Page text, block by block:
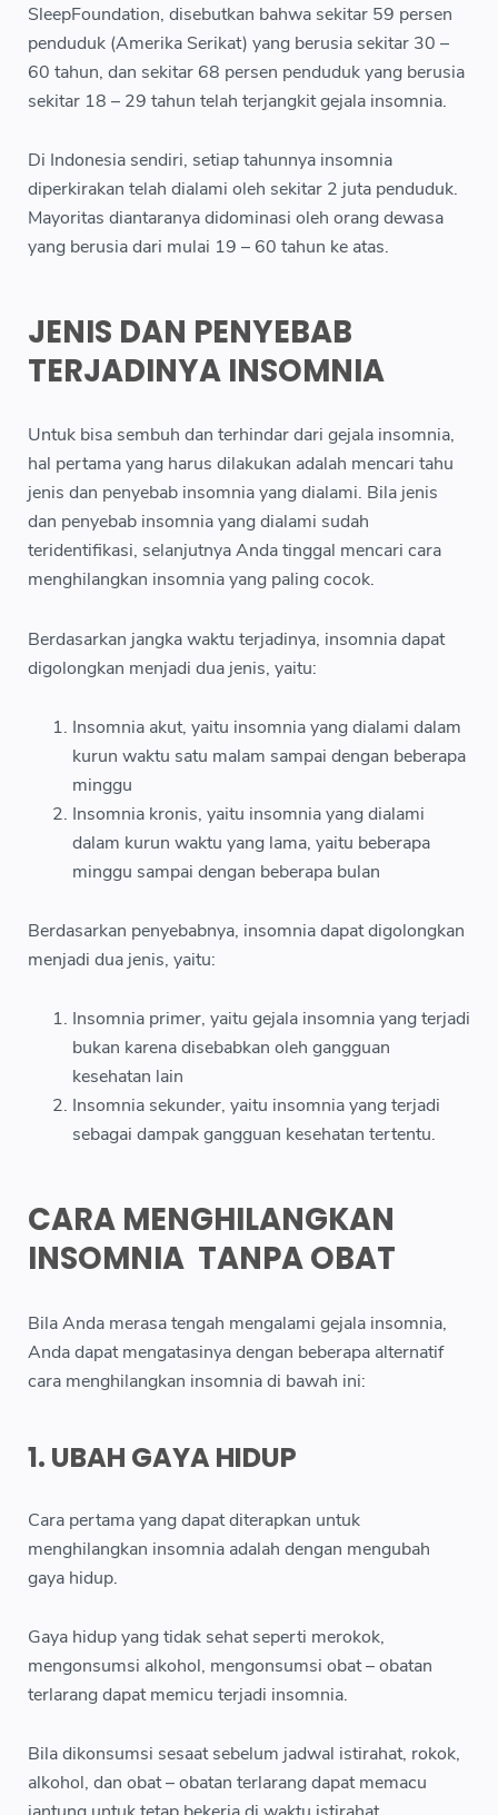
SleepFoundation, disebutkan bahwa sekitar 59 persen
penduduk (Amerika Serikat) yang berusia sekitar 30 –
60 tahun, dan sekitar 68 persen penduduk yang berusia
sekitar 18 – 29 tahun telah terjangkit gejala insomnia.
Di Indonesia sendiri, setiap tahunnya insomnia
diperkirakan telah dialami oleh sekitar 2 juta penduduk.
Mayoritas diantaranya didominasi oleh orang dewasa
yang berusia dari mulai 19 – 60 tahun ke atas.
JENIS DAN PENYEBAB
TERJADINYA INSOMNIA
Untuk bisa sembuh dan terhindar dari gejala insomnia,
hal pertama yang harus dilakukan adalah mencari tahu
jenis dan penyebab insomnia yang dialami. Bila jenis
dan penyebab insomnia yang dialami sudah
teridentifikasi, selanjutnya Anda tinggal mencari cara
menghilangkan insomnia yang paling cocok.
Berdasarkan jangka waktu terjadinya, insomnia dapat
digolongkan menjadi dua jenis, yaitu:
Insomnia akut, yaitu insomnia yang dialami dalam
kurun waktu satu malam sampai dengan beberapa
minggu
Insomnia kronis, yaitu insomnia yang dialami
dalam kurun waktu yang lama, yaitu beberapa
minggu sampai dengan beberapa bulan
Berdasarkan penyebabnya, insomnia dapat digolongkan
menjadi dua jenis, yaitu:
Insomnia primer, yaitu gejala insomnia yang terjadi
bukan karena disebabkan oleh gangguan
kesehatan lain
Insomnia sekunder, yaitu insomnia yang terjadi
sebagai dampak gangguan kesehatan tertentu.
CARA MENGHILANGKAN
INSOMNIA TANPA OBAT
Bila Anda merasa tengah mengalami gejala insomnia,
Anda dapat mengatasinya dengan beberapa alternatif
cara menghilangkan insomnia di bawah ini:
1. UBAH GAYA HIDUP
Cara pertama yang dapat diterapkan untuk
menghilangkan insomnia adalah dengan mengubah
gaya hidup.
Gaya hidup yang tidak sehat seperti merokok,
mengonsumsi alkohol, mengonsumsi obat – obatan
terlarang dapat memicu terjadi insomnia.
Bila dikonsumsi sesaat sebelum jadwal istirahat, rokok,
alkohol, dan obat – obatan terlarang dapat memacu